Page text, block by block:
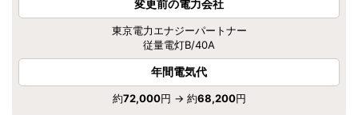
変更前の電力会社
東京電力エナジーパートナー
従量電灯B/40A
年間電気代
約72,000円 → 約68,200円